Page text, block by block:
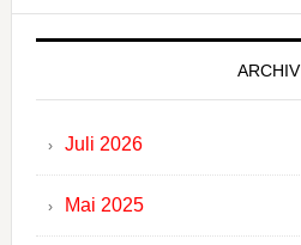
ARCHIV
Juli 2026
Mai 2025